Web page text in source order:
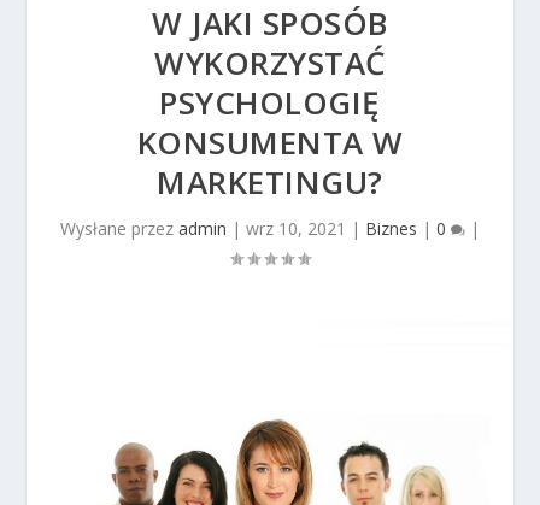
W JAKI SPOSÓB
WYKORZYSTAĆ
PSYCHOLOGIĘ
KONSUMENTA W
MARKETINGU?
Wysłane przez admin | wrz 10, 2021 | Biznes | 0 |